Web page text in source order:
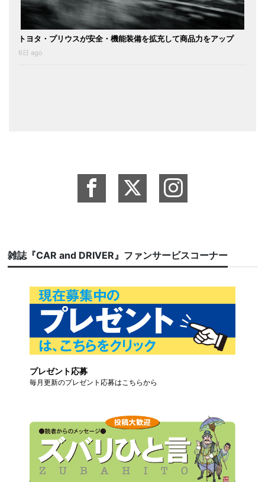
トヨタ・プリウスが安全・機能装備を拡充して商品力をアップ
6日 ago
雑誌『CAR and DRIVER』ファンサービスコーナー
プレゼント応募
毎月更新のプレゼント応募はこちらから